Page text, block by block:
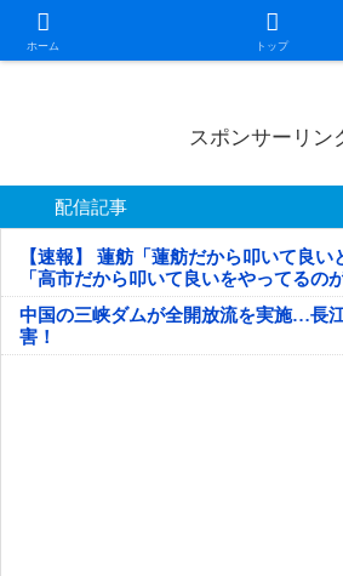
ホーム トップ
日本第一！ニュース録
スポンサーリン
配信記事
【速報】 蓮舫「蓮舫だから叩いて良い
「高市だから叩いて良いをやってるの
中国の三峡ダムが全開放流を実施…長
害！